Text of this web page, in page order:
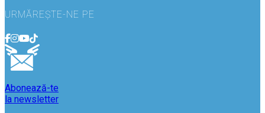
URMĂREȘTE-NE PE
Abonează-te
la newsletter